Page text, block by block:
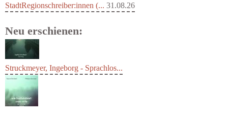
StadtRegionschreiber:innen (... 31.08.26
Neu erschienen: